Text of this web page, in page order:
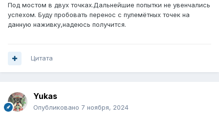
Под мостом в двух точках.Дальнейшие попытки не увенчались
успехом. Буду пробовать перенос с пулемётных точек на
данную наживку,надеюсь получится.
Цитата
Yukas
Опубликовано 7 ноября, 2024